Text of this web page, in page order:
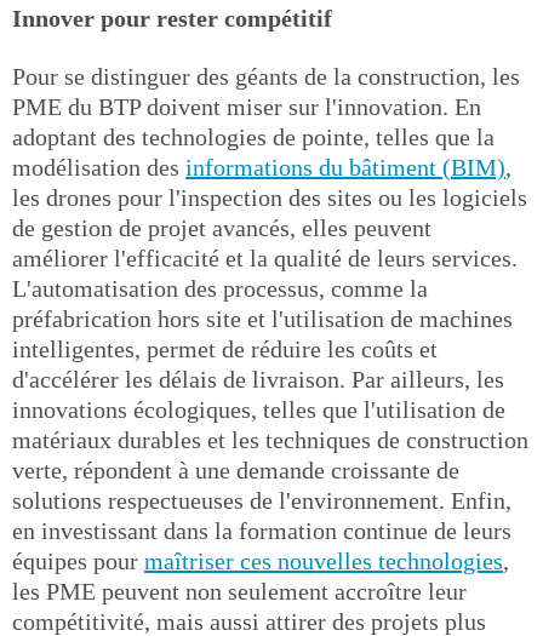
Innover pour rester compétitif
Pour se distinguer des géants de la construction, les
PME du BTP doivent miser sur l'innovation. En
adoptant des technologies de pointe, telles que la
modélisation des informations du bâtiment (BIM),
les drones pour l'inspection des sites ou les logiciels
de gestion de projet avancés, elles peuvent
améliorer l'efficacité et la qualité de leurs services.
L'automatisation des processus, comme la
préfabrication hors site et l'utilisation de machines
intelligentes, permet de réduire les coûts et
d'accélérer les délais de livraison. Par ailleurs, les
innovations écologiques, telles que l'utilisation de
matériaux durables et les techniques de construction
verte, répondent à une demande croissante de
solutions respectueuses de l'environnement. Enfin,
en investissant dans la formation continue de leurs
équipes pour maîtriser ces nouvelles technologies,
les PME peuvent non seulement accroître leur
compétitivité, mais aussi attirer des projets plus